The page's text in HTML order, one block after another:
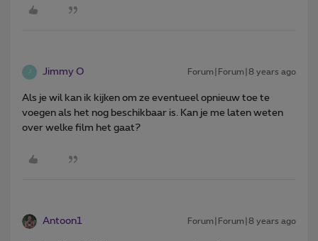
J Jimmy O Forum|Forum|8 years ago
Als je wil kan ik kijken om ze eventueel opnieuw toe te
voegen als het nog beschikbaar is. Kan je me laten weten
over welke film het gaat?
Antoon1 Forum|Forum|8 years ago